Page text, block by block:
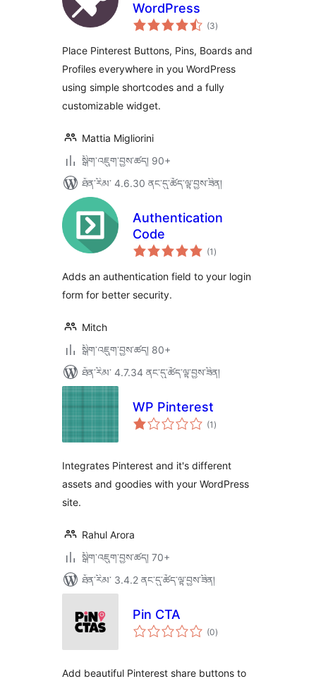
WordPress
(3གདེང་
འཇོག་
ཚང་།
)
Place Pinterest Buttons, Pins, Boards and
Profiles everywhere in you WordPress
using simple shortcodes and a fully
customizable widget.
Mattia Migliorini
སྒྲིག་འཇུག་བྱས་ཚད། 90+
ཐོན་རིམ་ 4.6.30 ནང་དུ་ཚོད་ལྟ་བྱས་ཟིན།
Authentication
Code
(1 གདེང་
འཇོག་
ཚང་།
)
Adds an authentication field to your login
form for better security.
Mitch
སྒྲིག་འཇུག་བྱས་ཚད། 80+
ཐོན་རིམ་ 4.7.34 ནང་དུ་ཚོད་ལྟ་བྱས་ཟིན།
WP Pinterest
(1 གདེང་
འཇོག་
)
Integrates Pinterest and it's different
assets and goodies with your WordPress
site.
Rahul Arora
སྒྲིག་འཇུག་བྱས་ཚད། 70+
ཐོན་རིམ་ 3.4.2 ནང་དུ་ཚོད་ལྟ་བྱས་ཟིན།
Pin CTA
(0གདེང་
འཇོག་
)
Add beautiful Pinterest share buttons to